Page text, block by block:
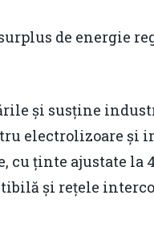
de energie
și susține
electrolizoare și
ținte ajustate la
și rețele